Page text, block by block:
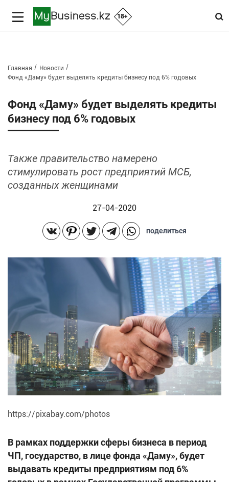
18+
Главная
Новости
Фонд «Даму» будет выделять кредиты бизнесу под 6% годовых
Фонд «Даму» будет выделять кредиты
бизнесу под 6% годовых
Также правительство намерено
стимулировать рост предприятий МСБ,
созданных женщинами
поделиться
27-04-2020
https://pixabay.com/photos
В рамках поддержки сферы бизнеса в период
ЧП, государство, в лице фонда «Даму», будет
выдавать кредиты предприятиям под 6%